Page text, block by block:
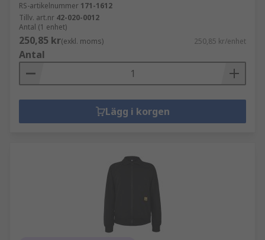
RS-artikelnummer 171-1612
Tillv. art.nr 42-020-0012
Antal (1 enhet)
250,85 kr(exkl. moms) 250,85 kr/enhet
Antal
Lägg i korgen